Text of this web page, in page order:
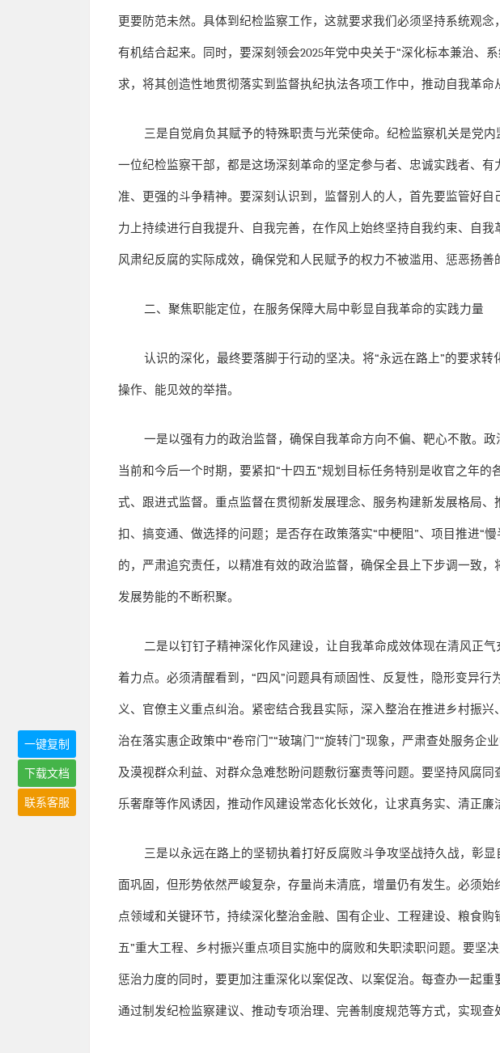
更要防范未然。具体到纪检监察工作，这就要求我们必须坚持系统观
有机结合起来。同时，要深刻领会2025年党中央关于“深化标本兼治、
求，将其创造性地贯彻落实到监督执纪执法各项工作中，推动自我革
三是自觉肩负其赋予的特殊职责与光荣使命。纪检监察机关是党
一位纪检监察干部，都是这场深刻革命的坚定参与者、忠诚实践者、
准、更强的斗争精神。要深刻认识到，监督别人的人，首先要监管好
力上持续进行自我提升、自我完善，在作风上始终坚持自我约束、自我
风肃纪反腐的实际成效，确保党和人民赋予的权力不被滥用、惩恶扬善
二、聚焦职能定位，在服务保障大局中彰显自我革命的实践力量
认识的深化，最终要落脚于行动的坚决。将“永远在路上”的要求转
操作、能见效的举措。
一是以强有力的政治监督，确保自我革命方向不偏、靶心不散。
当前和今后一个时期，要紧扣“十四五”规划目标任务特别是收官之年的
式、跟进式监督。重点监督在贯彻新发展理念、服务构建新发展格局
扣、搞变通、做选择的问题；是否存在政策落实“中梗阻”、项目推进“慢
的，严肃追究责任，以精准有效的政治监督，确保全县上下步调一致
发展势能的不断积聚。
二是以钉钉子精神深化作风建设，让自我革命成效体现在清风正
着力点。必须清醒看到，“四风”问题具有顽固性、反复性，隐形变异行
义、官僚主义重点纠治。紧密结合我县实际，深入整治在推进乡村振
治在落实惠企政策中“卷帘门”“玻璃门”“旋转门”现象，严肃查处服务企
及漠视群众利益、对群众急难愁盼问题敷衍塞责等问题。要坚持风腐
乐奢靡等作风诱因，推动作风建设常态化长效化，让求真务实、清正廉
三是以永远在路上的坚韧执着打好反腐败斗争攻坚战持久战，彰
面巩固，但形势依然严峻复杂，存量尚未清底，增量仍有发生。必须
点领域和关键环节，持续深化整治金融、国有企业、工程建设、粮食
五”重大工程、乡村振兴重点项目实施中的腐败和失职渎职问题。要坚
惩治力度的同时，要更加注重深化以案促改、以案促治。每查办一起重
通过制发纪检监察建议、推动专项治理、完善制度规范等方式，实现
一键复制
下载文档
联系客服